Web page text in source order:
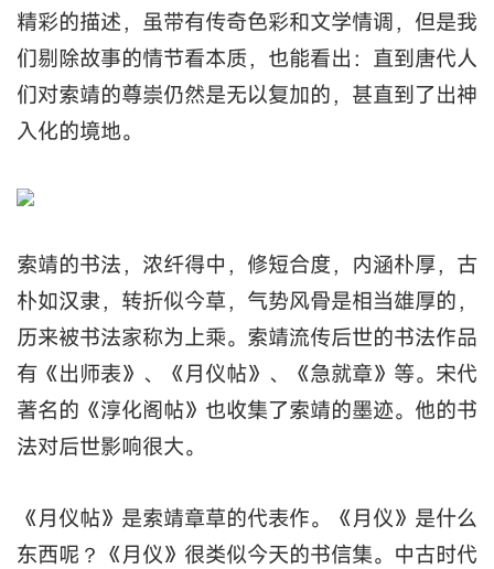
精彩的描述，虽带有传奇色彩和文学情调，但是我
们剔除故事的情节看本质，也能看出：直到唐代人
们对索靖的尊崇仍然是无以复加的，甚直到了出神
入化的境地。
索靖的书法，浓纤得中，修短合度，内涵朴厚，古
朴如汉隶，转折似今草，气势风骨是相当雄厚的，
历来被书法家称为上乘。索靖流传后世的书法作品
有《出师表》、《月仪帖》、《急就章》等。宋代
著名的《淳化阁帖》也收集了索靖的墨迹。他的书
法对后世影响很大。
《月仪帖》是索靖章草的代表作。《月仪》是什么
东西呢？《月仪》很类似今天的书信集。中古时代